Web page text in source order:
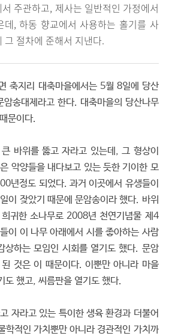
서 주관하고, 제사는 일반적인 가정에서
데, 하동 향교에서 사용하는 홀기를 사
그 절차에 준해서 지낸다.
축지리 대축마을에서는 5월 8일에 당산
송대제라고 한다. 대축마을의 당산나무
문이다.
바위를 뚫고 자라고 있는데, 그 형상이
악양들을 내다보고 있는 듯한 기이한 모
년정도 되었다. 과거 이곳에서 유생들이
이 잦았기 때문에 문암송이라 했다. 바위
귀한 소나무로 2008년 천연기념물 제4
이 이 나무 아래에서 시를 좋아하는 사람
상하는 모임인 시회를 열기도 했다. 문암
것은 이 때문이다. 이뿐만 아니라 마을
도 했고, 씨름판을 열기도 했다.
자라고 있는 특이한 생육 환경과 더불어
학적인 가치뿐만 아니라 경관적인 가치까